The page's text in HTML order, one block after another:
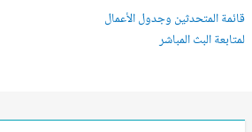
قائمة المتحدثين وجدول الأعمال
لمتابعة البث المباشر